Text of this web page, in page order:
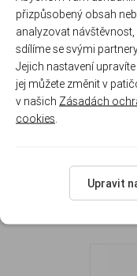
Rozměr náušnic: 1.4
Hmotnost náušnic:
přizpůsobený obsah
analyzovat
sdílíme se svými
Jejich nastavení
jej můžete změnit v
v našich Zásadách
cookies
Upravit